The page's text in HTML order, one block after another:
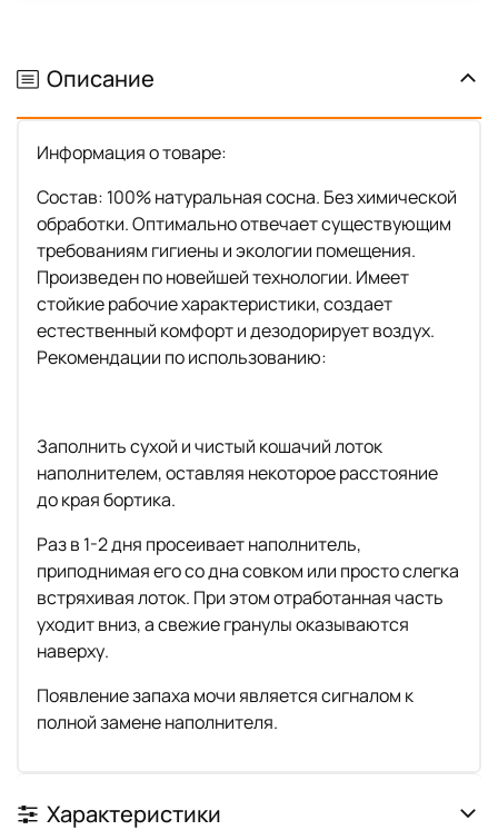
Описание
Информация о товаре:
Состав: 100% натуральная сосна. Без химической
обработки. Оптимально отвечает существующим
требованиям гигиены и экологии помещения.
Произведен по новейшей технологии. Имеет
стойкие рабочие характеристики, создает
естественный комфорт и дезодорирует воздух.
Рекомендации по использованию:
Заполнить сухой и чистый кошачий лоток
наполнителем, оставляя некоторое расстояние
до края бортика.
Раз в 1-2 дня просеивает наполнитель,
приподнимая его со дна совком или просто слегка
встряхивая лоток. При этом отработанная часть
уходит вниз, а свежие гранулы оказываются
наверху.
Появление запаха мочи является сигналом к
полной замене наполнителя.
Характеристики